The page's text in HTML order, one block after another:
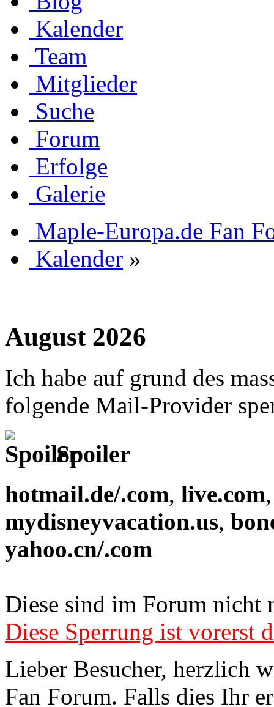
Kalender
Team
Mitglieder
Suche
Forum
Erfolge
Galerie
Maple-Europa.de Fan
Kalender »
August 2026
Ich habe auf grund des
folgende Mail-Provider
Spoiler
hotmail.de/.com, live.com
mydisneyvacation.us,
yahoo.cn/.com
Diese sind im Forum nicht
Diese Sperrung ist vorerst
Lieber Besucher, herzlich
Fan Forum. Falls dies Ihr